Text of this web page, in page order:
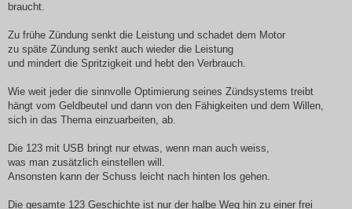
braucht.
Zu frühe Zündung senkt die Leistung und schadet dem Motor
zu späte Zündung senkt auch wieder die Leistung
und mindert die Spritzigkeit und hebt den Verbrauch.
Wie weit jeder die sinnvolle Optimierung seines Zündsystems treibt
hängt vom Geldbeutel und dann von den Fähigkeiten und dem Willen,
sich in das Thema einzuarbeiten, ab.
Die 123 mit USB bringt nur etwas, wenn man auch weiss,
was man zusätzlich einstellen will.
Ansonsten kann der Schuss leicht nach hinten los gehen.
Die gesamte 123 Geschichte ist nur der halbe Weg hin zu einer frei